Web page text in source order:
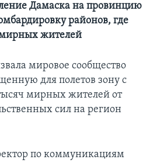
Дамаска на провинцию
районов, где
жителей
мировое сообщество
для полетов зону с
мирных жителей от
сил на регион
по коммуникациям